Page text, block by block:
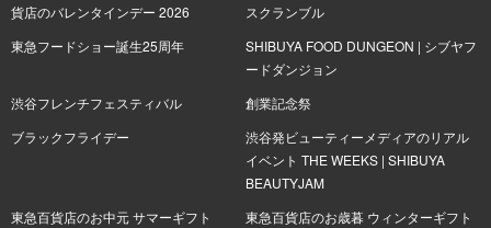
貨店のバレンタインデー 2026
スクランブル
東急フードショー誕生25周年
SHIBUYA FOOD DUNGEON | シブヤフ
ードダンジョン
渋谷フレンチフェスティバル
創業記念祭
ブラックフライデー
渋谷発ビューティーメディアのリアル
イベント THE WEEKS | SHIBUYA
BEAUTYJAM
東急百貨店のお中元 サマーギフト
東急百貨店のお歳暮 ウィンターギフト